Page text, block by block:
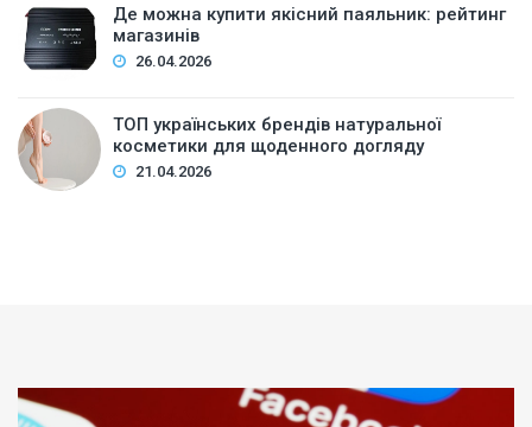
Де можна купити якісний паяльник: рейтинг
магазинів
26.04.2026
ТОП українських брендів натуральної
косметики для щоденного догляду
21.04.2026